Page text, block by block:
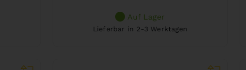
Auf Lager
Lieferbar in 2-3 Werktagen